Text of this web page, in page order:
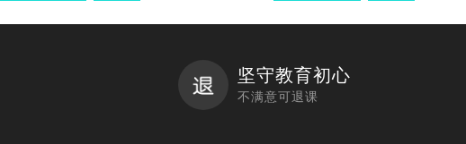
坚守教育初心
不满意可退课